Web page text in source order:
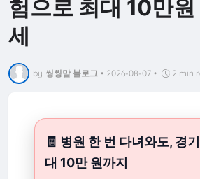
험으로 최대 10만
세
by 씽씽맘 블로그 • 2026-08-07 • 2 min
🧾 병원 한 번 다녀와도, 경
대 10만 원까지